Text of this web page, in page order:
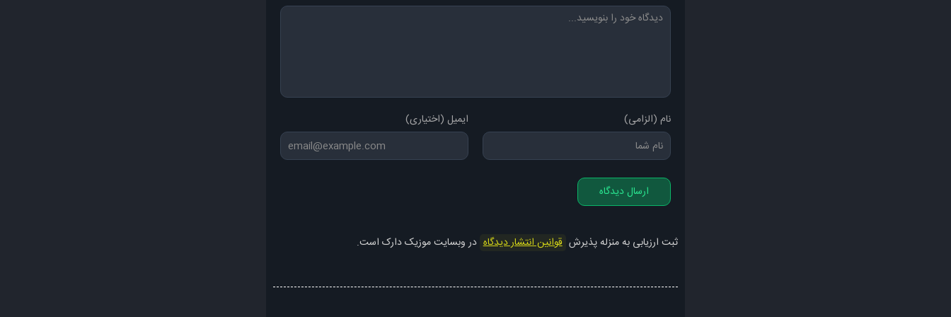
نام (الزامی) ایمیل (اختیاری)
ارسال دیدگاه
ثبت ارزیابی به منزله پذیرش قوانین انتشار دیدگاه در وبسایت موزیک دارک است.